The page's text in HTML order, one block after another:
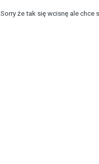
Sorry że tak się wcisnę ale